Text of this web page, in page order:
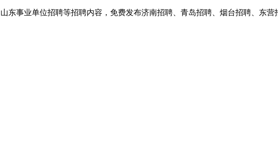
东事业单位招聘等招聘内容，免费发布济南招聘、青岛招聘、烟台招聘、东营